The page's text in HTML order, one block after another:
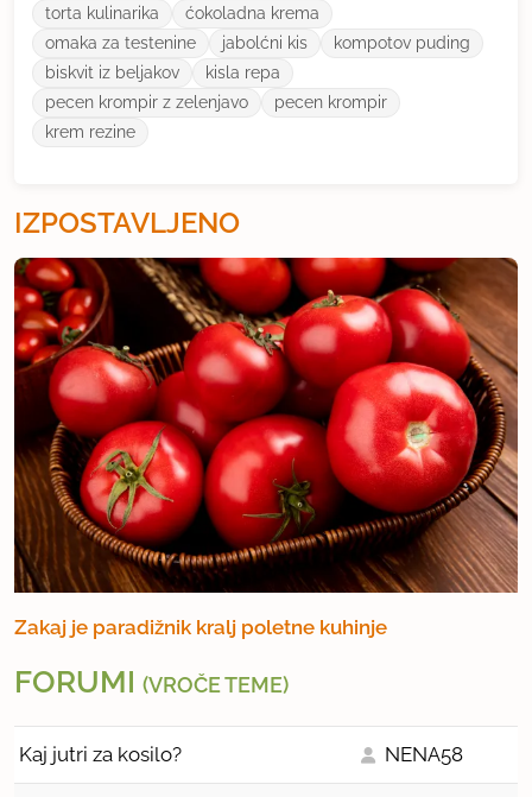
torta kulinarika
ćokoladna krema
omaka za testenine
jabolćni kis
kompotov puding
biskvit iz beljakov
kisla repa
pecen krompir z zelenjavo
pecen krompir
krem rezine
IZPOSTAVLJENO
Zakaj je paradižnik kralj poletne kuhinje
FORUMI (VROČE TEME)
Kaj jutri za kosilo? NENA58